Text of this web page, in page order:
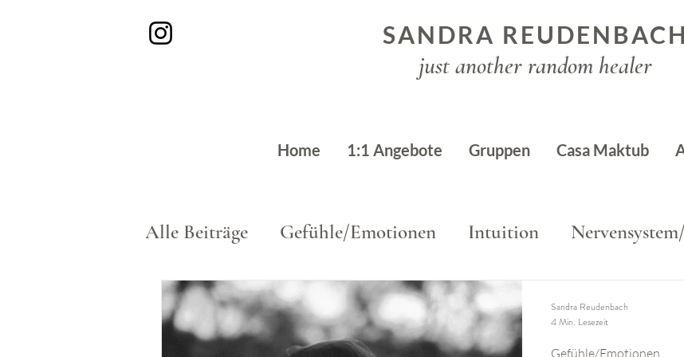
SANDRA REUDENBACH
just another random healer
Home 1:1 Angebote Gruppen Casa Maktub
Alle Beiträge Gefühle/Emotionen Intuition
Beruf
Gefühle/Emotionen
Sandra Reudenbach
4 Min. Lesezeit